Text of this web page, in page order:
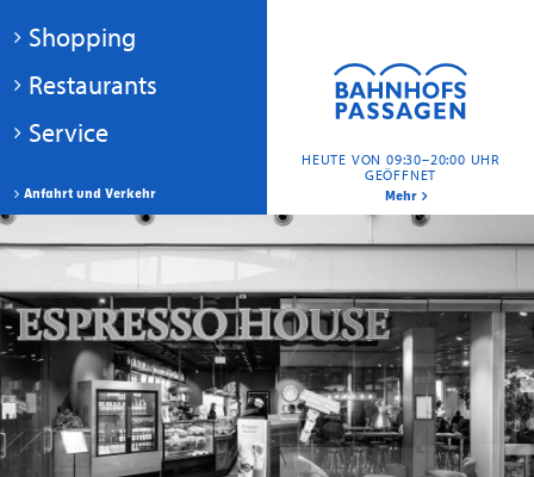
HEUTE VON 09:30–20:00 UHR
GEÖFFNET
Mehr
Anfahrt und Verkehr
Shopping
Restaurants
Service